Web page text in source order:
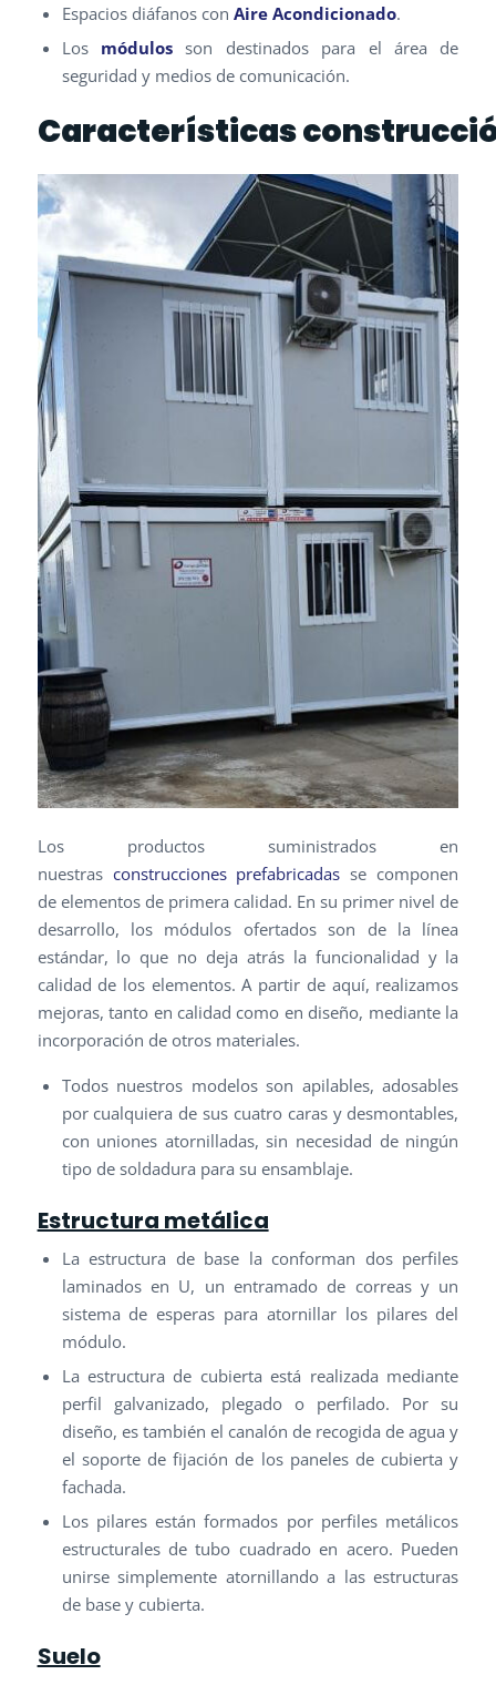
Espacios diáfanos con Aire Acondicionado.
Los módulosson destinados para el área de
seguridad y medios de comunicación.
Características
Los productos suministrados en
nuestras construcciones prefabricadas se componen
de elementos de primera calidad. En su primer nivel de
desarrollo, los módulos ofertados son de la línea
estándar, lo que no deja atrás la funcionalidad y la
calidad de los elementos. A partir de aquí, realizamos
mejoras, tanto en calidad como en diseño, mediante la
incorporación de otros materiales.
Todos nuestros modelos son apilables, adosables
por cualquiera de sus cuatro caras y desmontables,
con uniones atornilladas, sin necesidad de ningún
tipo de soldadura para su ensamblaje.
Estructura metálica
La estructura de base la conforman dos perfiles
laminados en U, un entramado de correas y un
sistema de esperas para atornillar los pilares del
módulo.
La estructura de cubierta está realizada mediante
perfil galvanizado, plegado o perfilado. Por su
diseño, es también el canalón de recogida de agua y
el soporte de fijación de los paneles de cubierta y
fachada.
Los pilares están formados por perfiles metálicos
estructurales de tubo cuadrado en acero. Pueden
unirse simplemente atornillando a las estructuras
de base y cubierta.
Suelo